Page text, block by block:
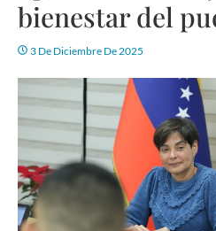
bienestar del
3 De Diciembre De 2025